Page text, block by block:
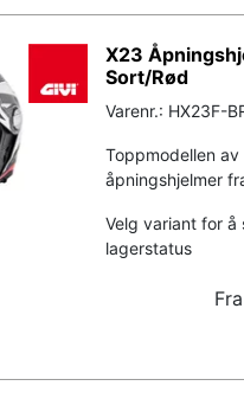
X23
Sort/Rød
Varenr.: HX23F-
Toppmodellen av
åpningshjelmer
Velg variant for å
lagerstatus
Fra